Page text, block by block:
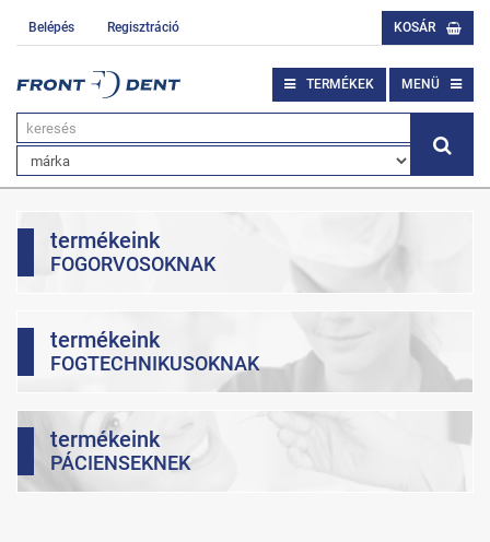
Belépés Regisztráció KOSÁR
TERMÉKEK MENÜ
termékeink
FOGORVOSOKNAK
termékeink
FOGTECHNIKUSOKNAK
termékeink
PÁCIENSEKNEK